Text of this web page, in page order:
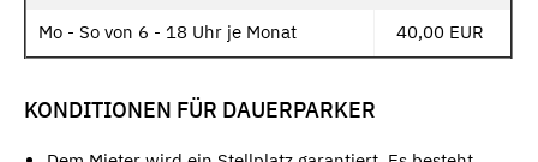
Mo - So von 6 - 18 Uhr je Monat 40,00 EUR
KONDITIONEN FÜR DAUERPARKER